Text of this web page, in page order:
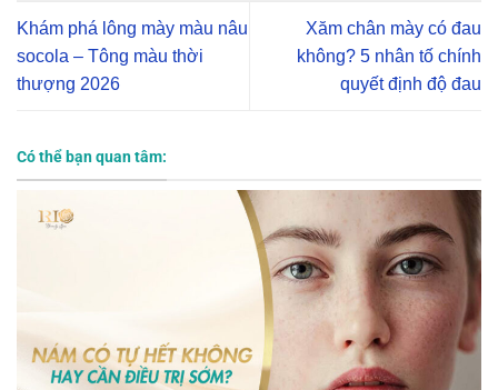
Khám phá lông mày màu nâu
socola – Tông màu thời
thượng 2026
Xăm chân mày có đau
không? 5 nhân tố chính
quyết định độ đau
Có thể bạn quan tâm: